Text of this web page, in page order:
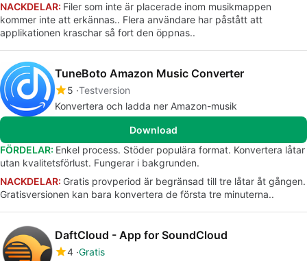
NACKDELAR: Filer som inte är placerade inom musikmappen
kommer inte att erkännas.. Flera användare har påstått att
applikationen kraschar så fort den öppnas..
TuneBoto Amazon Music Converter
5 Testversion
Konvertera och ladda ner Amazon-musik
Download
FÖRDELAR: Enkel process. Stöder populära format. Konvertera låtar
utan kvalitetsförlust. Fungerar i bakgrunden.
NACKDELAR: Gratis provperiod är begränsad till tre låtar åt gången.
Gratisversionen kan bara konvertera de första tre minuterna..
DaftCloud - App for SoundCloud
4 Gratis